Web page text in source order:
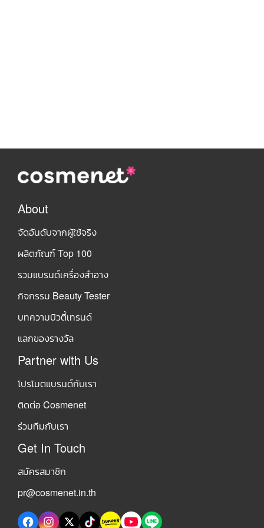
About
จัดอันดับจากผู้ใช้จริง
ผลิตภัณฑ์ Top 100
รวมแบรนด์เครื่องสำอาง
กิจกรรม Beauty Tester
บทความบิวตี้เทรนด์
แลกของรางวัล
Partner with Us
โปรโมตแบรนด์กับเรา
ติดต่อ Cosmenet
ร่วมทีมกับเรา
Get In Touch
สมัครสมาชิก
pr@cosmenet.in.th